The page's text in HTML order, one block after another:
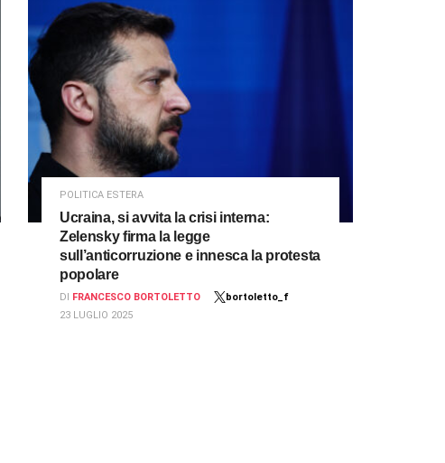
POLITICA ESTERA
Ucraina, si avvita la crisi interna:
Zelensky firma la legge
sull’anticorruzione e innesca la protesta
popolare
DI FRANCESCO BORTOLETTO
bortoletto_f
23 LUGLIO 2025